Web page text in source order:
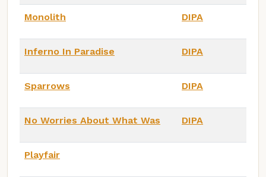
Monolith DIPA
Inferno In Paradise DIPA
Sparrows DIPA
No Worries About What Was DIPA
Playfair